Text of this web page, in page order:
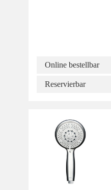
Online bestellbar
Reservierbar